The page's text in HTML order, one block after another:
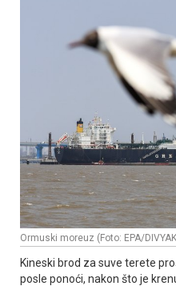
Ormuski moreuz (Foto: EPA/
Kineski brod za suve terete
posle ponoći, nakon što je